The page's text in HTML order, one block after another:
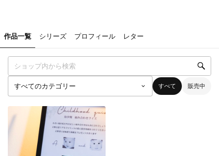
作品一覧 シリーズ プロフィール レター
すべて 販売中